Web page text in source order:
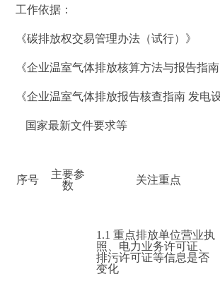
工作依据：
《碳排放权交易管理办法（试行）》
《企业温室气体排放核算方法与报告指南
《企业温室气体排放报告核查指南 发电设
国家最新文件要求等
序号
主要参
数
关注重点
1.1 重点排放单位营业执
照、电力业务许可证、
排污许可证等信息是否
变化